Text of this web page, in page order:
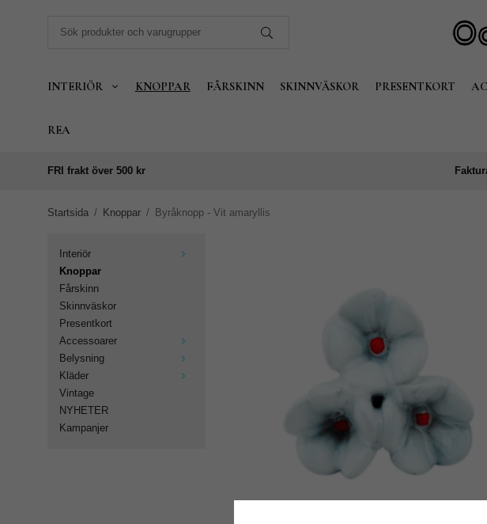
INTERIÖR KNOPPAR FÅRSKINN SKINNVÄSKOR PRESENTKORT
REA
FRI frakt över 500 kr
Startsida / Knoppar / Byråknopp - Vit amaryllis
Interiör
Knoppar
Fårskinn
Skinnväskor
Presentkort
Accessoarer
Belysning
Kläder
Vintage
NYHETER
Kampanjer